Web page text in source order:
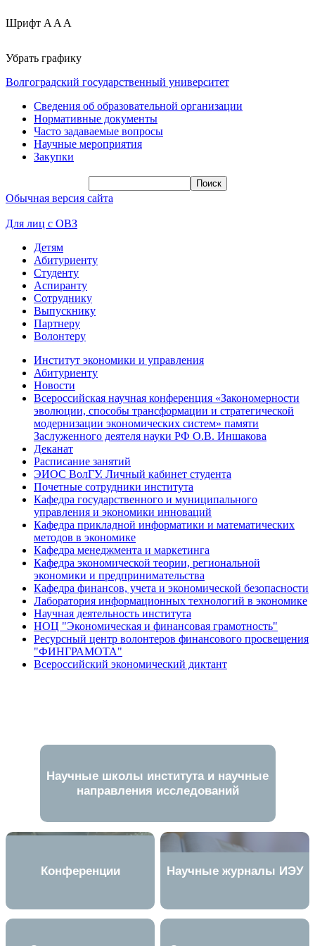
Шрифт A A A
Убрать графику
Волгоградский государственный университет
Сведения об образовательной организации
Нормативные документы
Часто задаваемые вопросы
Научные мероприятия
Закупки
Обычная версия сайта
Для лиц с ОВЗ
Детям
Абитуриенту
Студенту
Аспиранту
Сотруднику
Выпускнику
Партнеру
Волонтеру
Институт экономики и управления
Абитуриенту
Новости
Всероссийская научная конференция «Закономерности
эволюции, способы трансформации и стратегической
модернизации экономических систем» памяти
Заслуженного деятеля науки РФ О.В. Иншакова
Деканат
Расписание занятий
ЭИОС ВолГУ. Личный кабинет студента
Почетные сотрудники института
Кафедра государственного и муниципального
управления и экономики инноваций
Кафедра прикладной информатики и математических
методов в экономике
Кафедра менеджмента и маркетинга
Кафедра экономической теории, региональной
экономики и предпринимательства
Кафедра финансов, учета и экономической безопасности
Лаборатория информационных технологий в экономике
Научная деятельность института
НОЦ "Экономическая и финансовая грамотность"
Ресурсный центр волонтеров финансового просвещения
"ФИНГРАМОТА"
Всероссийский экономический диктант
Научные школы института и научные
направления исследований
Конференции Научные журналы ИЭУ